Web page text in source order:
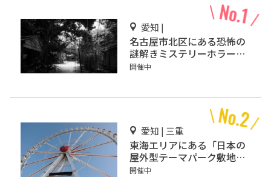
愛知 |
名古屋市北区にある恐怖の
謎解きミステリーホラー
「エモい家」あなたは行き
開催中
愛知 | 三重
東海エリアにある「日本の
屋外型テーマパーク敷地面
積ランキング」入りしてい
開催中